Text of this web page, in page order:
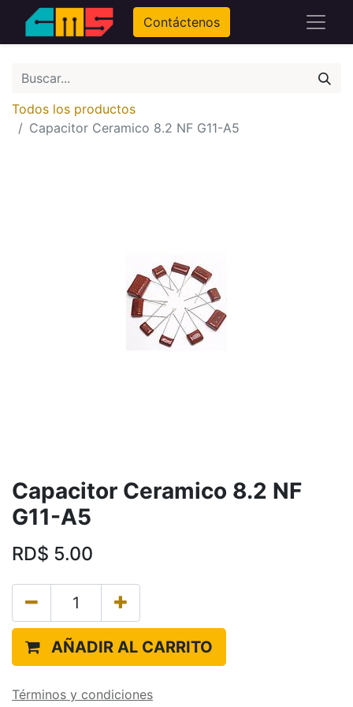
Contáctenos
Todos los productos
Capacitor Ceramico 8.2 NF G11-A5
Capacitor Ceramico 8.2 NF
G11-A5
RD$ 5.00
AÑADIR AL CARRITO
Términos y condiciones